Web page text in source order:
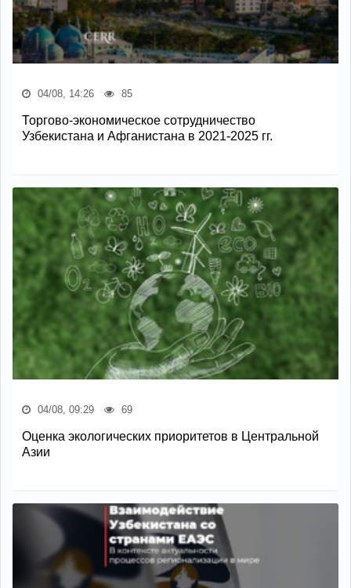
04/08, 14:26 85
Торгово-экономическое сотрудничество
Узбекистана и Афганистана в 2021-2025 гг.
04/08, 09:29 69
Оценка экологических приоритетов в Центральной
Азии